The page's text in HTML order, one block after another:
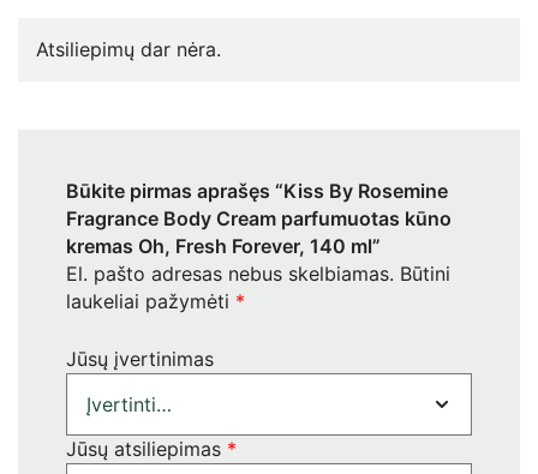
Atsiliepimų dar nėra.
Būkite pirmas aprašęs “Kiss By Rosemine
Fragrance Body Cream parfumuotas kūno
kremas Oh, Fresh Forever, 140 ml”
El. pašto adresas nebus skelbiamas. Būtini
laukeliai pažymėti *
Jūsų įvertinimas
Jūsų atsiliepimas *